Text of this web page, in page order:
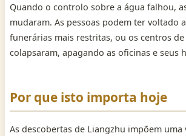
Quando o controlo sobre a água falhou,
mudaram. As pessoas podem ter voltado
funerárias mais restritas, ou os centros
colapsaram, apagando as oficinas e seus
Por que isto importa hoje
As descobertas de Liangzhu impõem uma